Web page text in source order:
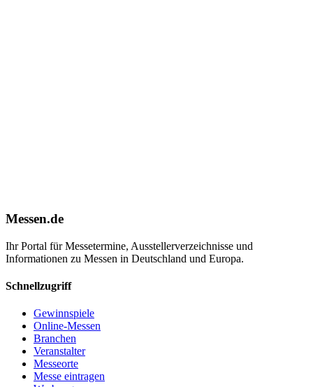
Messen.de
Ihr Portal für Messetermine, Ausstellerverzeichnisse und
Informationen zu Messen in Deutschland und Europa.
Schnellzugriff
Gewinnspiele
Online-Messen
Branchen
Veranstalter
Messeorte
Messe eintragen